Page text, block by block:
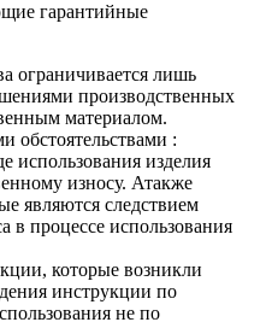
гарантийные
ограничивается лишь
производственных
материалом.
обстоятельствами :
использования изделия
износу. Атакже
являются следствием
в процессе использования
которые возникли
инструкции по
не по